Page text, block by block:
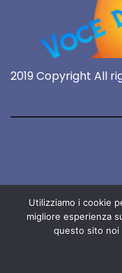
2019 Copyright All
Utilizziamo i cookie
migliore esperienza
questo sito noi